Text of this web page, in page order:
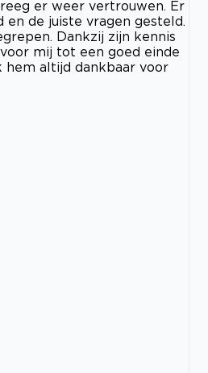
er weer vertrouwen. Er
en de juiste vragen gesteld.
Dankzij zijn kennis
mij tot een goed einde
hem altijd dankbaar voor